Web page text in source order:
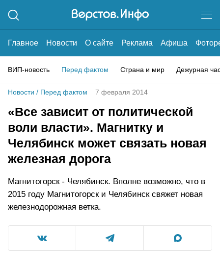
Главное Новости О сайте Реклама Афиша
ВИП-новость Перед фактом Страна и мир Дежурная
Новости / Перед фактом 7 февраля 2014
«Все зависит от политической
воли власти». Магнитку и
Челябинск может связать новая
железная дорога
Магнитогорск - Челябинск. Вполне возможно, что в
2015 году Магнитогорск и Челябинск свяжет новая
железнодорожная ветка.